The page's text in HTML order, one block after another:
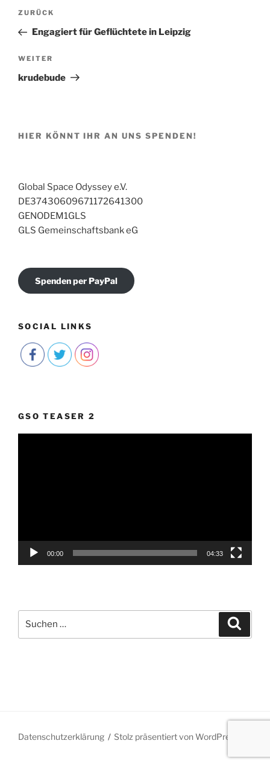
Beitragsnavigation
Vorheriger
Beitrag
ZURÜCK
Engagiert für Geflüchtete in Leipzig
Nächster
Beitrag
WEITER
krudebude
HIER KÖNNT IHR AN UNS SPENDEN!
Global Space Odyssey e.V.
DE37430609671172641300
GENODEM1GLS
GLS Gemeinschaftsbank eG
Spenden per PayPal
SOCIAL LINKS
GSO TEASER 2
00:00 04:33
nach:
Datenschutzerklärung Stolz präsentiert von WordPress